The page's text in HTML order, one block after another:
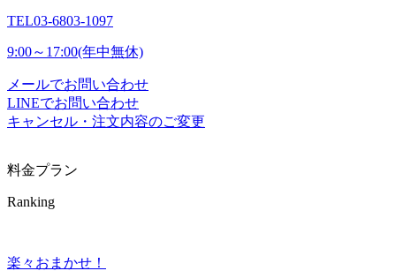
TEL03-6803-1097
9:00～17:00(年中無休)
メールでお問い合わせ
LINEでお問い合わせ
キャンセル・注文内容のご変更
料金プラン
Ranking
楽々おまかせ！